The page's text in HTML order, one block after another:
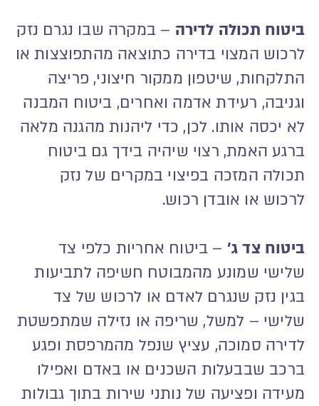
ביטוח תכולה לדירה – במקרה שבו נגרם נזק
לרכוש המצוי בדירה כתוצאה מהתפוצצות או
התלקחות, שיטפון ממקור חיצוני, פריצה
וגניבה, רעידת אדמה ואחרים, ביטוח המבנה
לא יכסה אותו. לכן, כדי ליהנות מהגנה מלאה
ברגע האמת, רצוי שיהיה בידך גם ביטוח
תכולה המזכה בפיצוי במקרים של נזק
לרכוש או אובדן רכוש.
ביטוח צד ג' – ביטוח אחריות כלפי צד
שלישי שמונע מהמבוטח חשיפה לתביעות
בגין נזק שנגרם לאדם או לרכוש של צד
שלישי – למשל, שריפה או נזילה שמתפשטת
לדירה סמוכה, עציץ שנפל מהמרפסת ופגע
ברכב שבבעלות השכנים או באדם ואפילו
מעידה ופציעה של נותני שירות בתוך גבולות